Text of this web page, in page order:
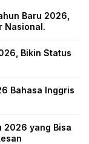
Baru 2026,
Nasional.
Bikin Status
Bahasa Inggris
2026 yang Bisa